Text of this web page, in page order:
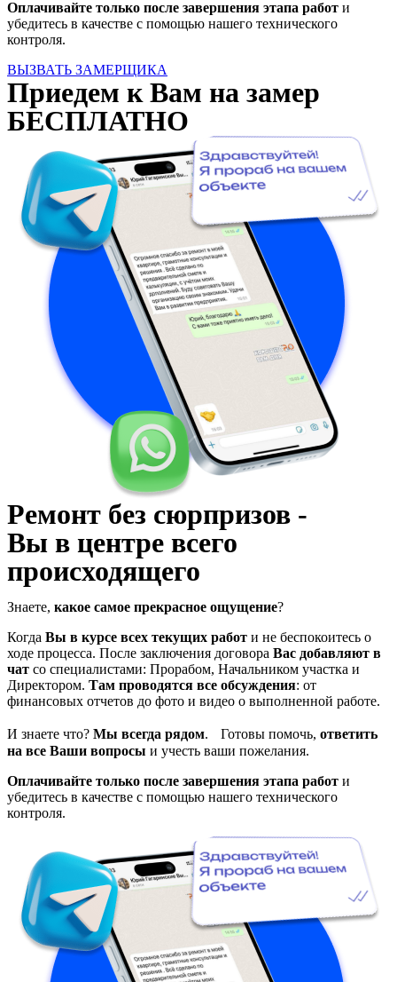
Оплачивайте только после завершения этапа работ и
убедитесь в качестве с помощью нашего технического
контроля.
ВЫЗВАТЬ ЗАМЕРЩИКА
Приедем к Вам на замер
БЕСПЛАТНО
Ремонт без сюрпризов -
Вы в центре всего
происходящего
Знаете, какое самое прекрасное ощущение?
Когда Вы в курсе всех текущих работ и не беспокоитесь о
ходе процесса. После заключения договора Вас добавляют в
чат со специалистами: Прорабом, Начальником участка и
Директором. Там проводятся все обсуждения: от
финансовых отчетов до фото и видео о выполненной работе.
И знаете что? Мы всегда рядом. Готовы помочь, ответить
на все Ваши вопросы и учесть ваши пожелания.
Оплачивайте только после завершения этапа работ и
убедитесь в качестве с помощью нашего технического
контроля.